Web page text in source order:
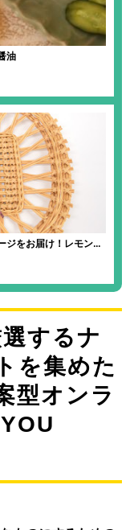
油
ジをお届け！レモンを
ーに！ルームスプレー
するナ
を集めた
型オンラ